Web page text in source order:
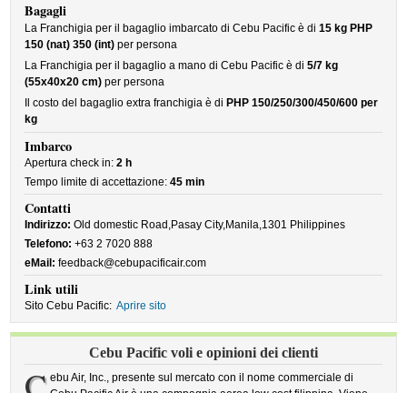
Bagagli
La Franchigia per il bagaglio imbarcato di Cebu Pacific è di15 kg PHP
150 (nat) 350 (int) per persona
La Franchigia per il bagaglio a mano di Cebu Pacific è di5/7 kg
(55x40x20 cm) per persona
Il costo del bagaglio extra franchigia è di PHP 150/250/300/450/600 per
kg
Imbarco
Apertura check in:2 h
Tempo limite di accettazione:45 min
Contatti
Indirizzo: Old domestic Road,Pasay City,Manila,1301 Philippines
Telefono: +63 2 7020 888
eMail: feedback@cebupacificair.com
Link utili
Sito Cebu Pacific: Aprire sito
Cebu Pacific voli e opinioni dei clienti
ebu Air, Inc., presente sul mercato con il nome commerciale di